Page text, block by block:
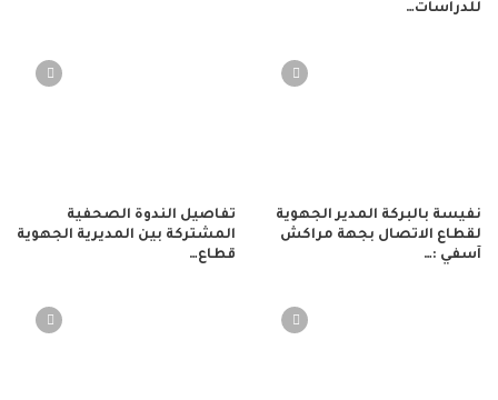
للدراسات…
نفيسة بالبركة المدير الجهوية
لقطاع الاتصال بجهة مراكش
آسفي :…
تفاصيل الندوة الصحفية
المشتركة بين المديرية الجهوية
قطاع…